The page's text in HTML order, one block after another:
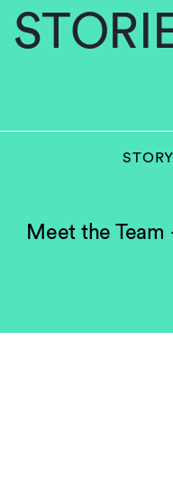
Meet the